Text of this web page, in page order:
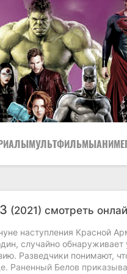
МУЛЬТФИЛЬМЫАНИМЕ
(2021) смотреть
наступления Красной
случайно
Разведчики понимают,
Раненный Белов